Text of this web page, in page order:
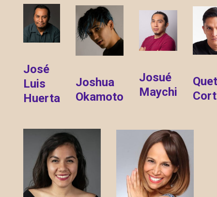
José
Luis
Huerta
Joshua
Okamoto
Josué
Maychi